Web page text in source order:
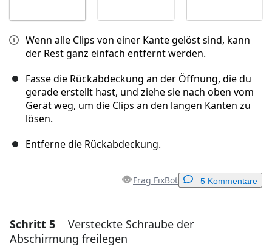
Wenn alle Clips von einer Kante gelöst sind, kann
der Rest ganz einfach entfernt werden.
Fasse die Rückabdeckung an der Öffnung, die du
gerade erstellt hast, und ziehe sie nach oben vom
Gerät weg, um die Clips an den langen Kanten zu
lösen.
Entferne die Rückabdeckung.
Frag FixBot 5 Kommentare
Einen Kommentar hinzufügen
Schritt 5
Versteckte Schraube der
Abschirmung freilegen